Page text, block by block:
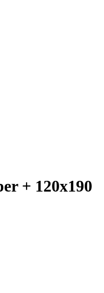
+ 120х190